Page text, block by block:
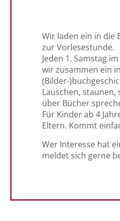
Wir laden ein in die
zur Vorlesestunde.
Jeden 1. Samstag
wir zusammen ein in
(Bilder-
Lauschen, staunen,
über Bücher
Für Kinder ab 4
Eltern. Kommt
Wer Interesse hat
meldet sich gerne